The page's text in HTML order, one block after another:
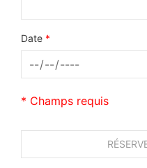
Date *
* Champs requis